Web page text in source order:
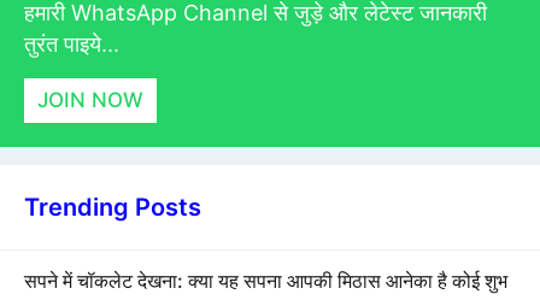
हमारी WhatsApp Channel से जुड़े और लेटेस्ट जानकारी
तुरंत पाइये...
JOIN NOW
Trending Posts
सपने में चॉकलेट देखना: क्या यह सपना आपकी मिठास आनेका है कोई शुभ